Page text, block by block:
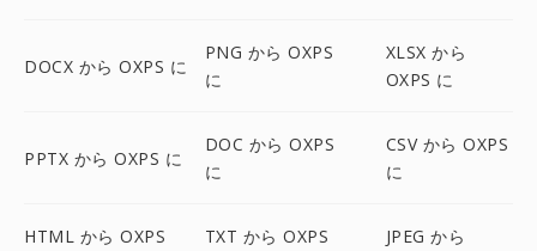
DOCX から OXPS に
PNG から OXPS
に
XLSX から
OXPS に
PPTX から OXPS に
DOC から OXPS
に
CSV から OXPS
に
HTML から OXPS
TXT から OXPS
JPEG から